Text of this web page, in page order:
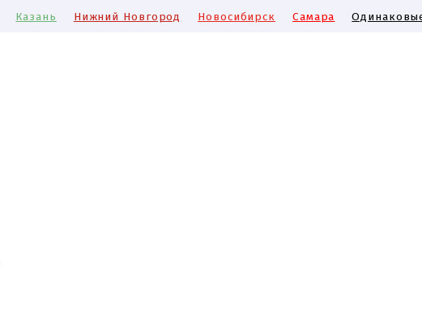
Казань Нижний Новгород Новосибирск Самара